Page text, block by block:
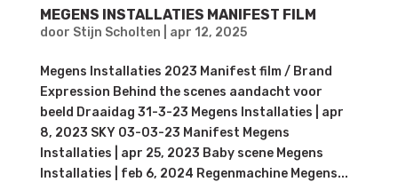
MEGENS INSTALLATIES MANIFEST FILM
door Stijn Scholten apr 12, 2025
Megens Installaties 2023 Manifest film / Brand
Expression Behind the scenes aandacht voor
beeld Draaidag 31-3-23 Megens Installaties | apr
8, 2023 SKY 03-03-23 Manifest Megens
Installaties | apr 25, 2023 Baby scene Megens
Installaties | feb 6, 2024 Regenmachine Megens...